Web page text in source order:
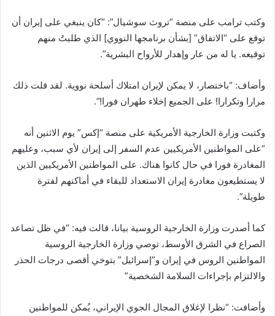
وكتب ترامب على منصة “تروث سوشيال”: “كان ينبغي على إيران أن
توقع على “الاتفاق” [بشأن برنامجها النووي] الذي طلبتُ منهم
توقيعه. يا له من عار وإهدار للأرواح البشرية”.
وأضاف: “باختصار، لا يمكن لإيران امتلاك أسلحة نووية. لقد قلت ذلك
مرارا وتكرارا! على الجميع إخلاء طهران فورا!”.
وكتبت وزارة الخارجية الأمريكية على منصة “إكس” يوم الاثنين أنه
“على المواطنين الأمريكيين عدم السفر إلى إيران لأي سبب، وعليهم
المغادرة فورا في حال كانوا هناك. على المواطنين الأمريكيين الذين
لا يستطيعون مغادرة إيران الاستعداد للبقاء في أماكنهم لفترة
طويلة”.
كما أصدرت وزارة الخارجية الروسية بيانا، قالت فيه: “في ظل تصاعد
الصراع في الشرق الأوسط، توصي وزارة الخارجية الروسية
المواطنين الروس في إيران و”إسرائيل” بتوخي أقصى درجات الحذر
والالتزام بإجراءات السلامة الشخصية”
وأضافت: “نظرا لإغلاق المجال الجوي الإيراني، يُمكن للمواطنين